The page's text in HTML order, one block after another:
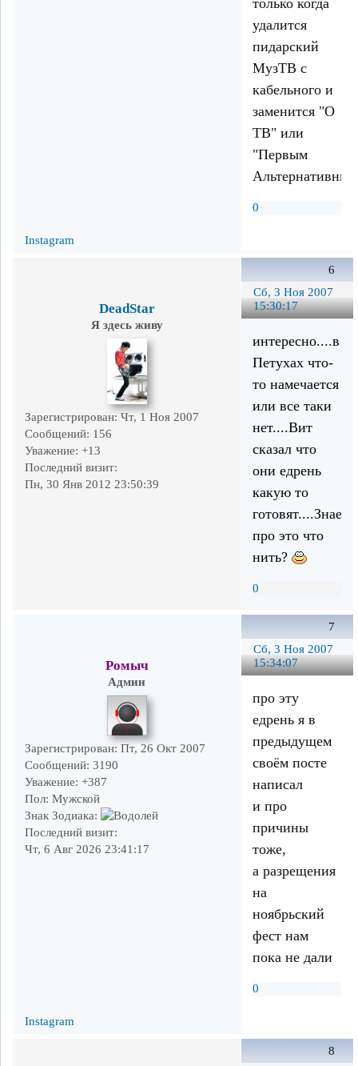
удалится
пидарский
МузТВ с
кабельного и
заменится "О
ТВ" или
"Первым
0
Instagram
6
Сб, 3 Ноя 2007
15:30:17
DeadStar
Я здесь живу
Зарегистрирован: Чт, 1 Ноя 2007
Сообщений: 156
Уважение: +13
Последний визит:
Пн, 30 Янв 2012 23:50:39
интересно....в
Петухах что-
то намечается
или все таки
нет....Вит
сказал что
они едрень
какую то
про это что
нить?
0
7
Сб, 3 Ноя 2007
15:34:07
Ромыч
Админ
Зарегистрирован: Пт, 26 Окт 2007
Сообщений: 3190
Уважение: +387
Пол: Мужской
Знак Зодиака:
Последний визит:
Чт, 6 Авг 2026 23:41:17
про эту
едрень я в
предыдущем
своём посте
написал
и про
причины
тоже,
а разрещения
на
ноябрьский
фест нам
пока не дали
0
Instagram
8